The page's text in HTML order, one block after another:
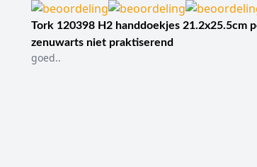
Tork 120398 H2 handdoekjes 21.2x25.5cm
zenuwarts niet praktiserend
goed..